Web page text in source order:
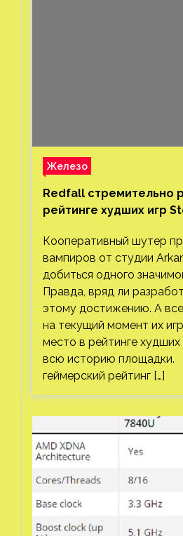
Железо
Redfall стремительно
рейтинге худших игр
Кооперативный шутер
вампиров от студии
добиться одного
Правда, вряд ли
этому достижению. А
на текущий момент их
место в рейтинге худших
всю историю площадки.
геймерский рейтинг […]